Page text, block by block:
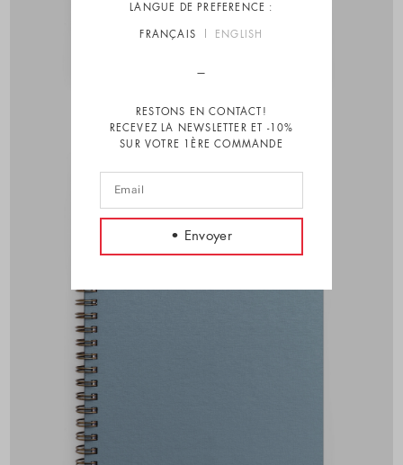
LANGUE DE PREFERENCE :
FRANÇAIS ENGLISH
RESTONS EN CONTACT!
RECEVEZ LA NEWSLETTER ET -10%
SUR VOTRE 1ÈRE COMMANDE